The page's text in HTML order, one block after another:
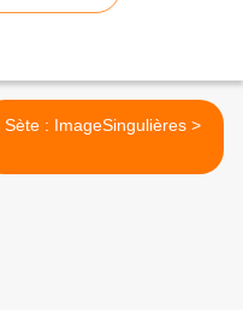
Sète : ImageSingulières >